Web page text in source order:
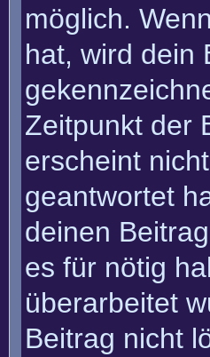
möglich.
hat, wird dein
Zeitpunkt der
erscheint
geantwortet
deinen
es für nötig
überarbeitet
Beitrag nicht